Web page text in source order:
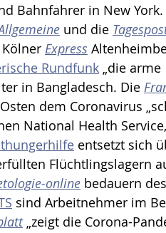
Bahnfahrer in New York.
und die
Express
Rundfunk „die arme
in Bangladesch. Die
dem Coronavirus
National Health
entsetzt sich
Flüchtlingslagern
online bedauern
sind Arbeitnehmer im
„zeigt die Corona-